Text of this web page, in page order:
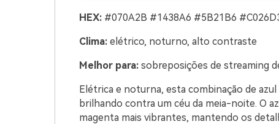
HEX:#070A2B #1438A6 #5B21B6
Clima:elétrico, noturno, alto contraste
Melhor para:sobreposições de streaming
Elétrica e noturna, esta combinação de
brilhando contra um céu da meia-noite. O
magenta mais vibrantes, mantendo os